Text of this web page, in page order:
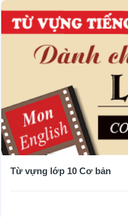
Từ vựng lớp 10 Cơ bản